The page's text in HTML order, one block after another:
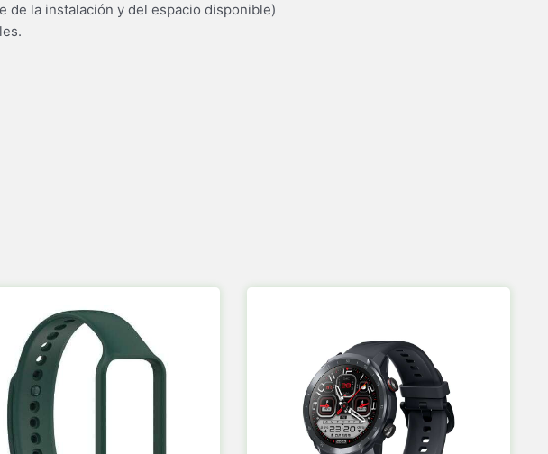
de la instalación y del espacio disponible)